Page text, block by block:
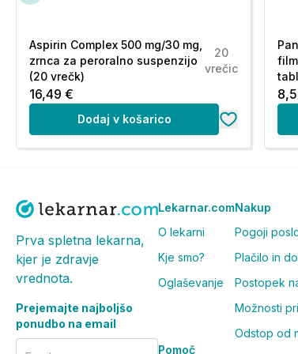
Vpliv na sposobnost upravljanja vozil in
Zdravilo Flebaven nima vpliva ali ima
Zdravilo Flebaven vsebuje natrij
To zdravilo vsebuje manj kot 1 mmol (23
natrija"
Pri jemanju tega zdravila natančno
farmacevta. Če ste negotovi, se posvetujte z
Odmerjanje
Kronična bolezen ven
Priporočeni dnevni odmerek je 1 tableta.
pričakujete izboljšanje. Če se znaki vaše
posvetovati z zdravnikom.
Aspirin Complex 500 mg/30 mg,
zrnca za peroralno suspenzijo
(20 vrečk)
20
vrečic
16,49 €
Dodaj v košarico
Prva spletna lekarna,
kjer je zdravje
vrednota.
Prejemajte najboljšo
ponudbo na email
Lekarnar.com
O lekarni
Kje smo?
Oglaševanje
Nakup
Pogoji
Plačilo in
Postopek
Možnosti
Odstop od
Pomoč